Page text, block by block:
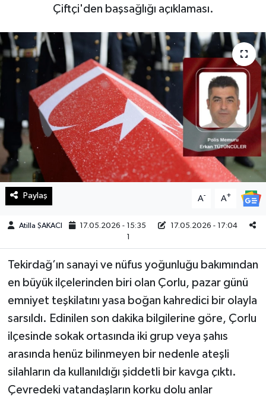
Çiftçi'den başsağlığı açıklaması.
Paylaş A- A+
Atilla ŞAKACI 17.05.2026 - 15:35
17.05.2026 - 17:04
1
Tekirdağ’ın sanayi ve nüfus yoğunluğu bakımından
en büyük ilçelerinden biri olan Çorlu, pazar günü
emniyet teşkilatını yasa boğan kahredici bir olayla
sarsıldı. Edinilen son dakika bilgilerine göre, Çorlu
ilçesinde sokak ortasında iki grup veya şahıs
arasında henüz bilinmeyen bir nedenle ateşli
silahların da kullanıldığı şiddetli bir kavga çıktı.
Çevredeki vatandaşların korku dolu anlar
Magazin
Manşet Altı
Manşetler
Resmi İlan
Sağlık
Spor
Teknoloji
Yaşam
KAHRAMANMARAŞ